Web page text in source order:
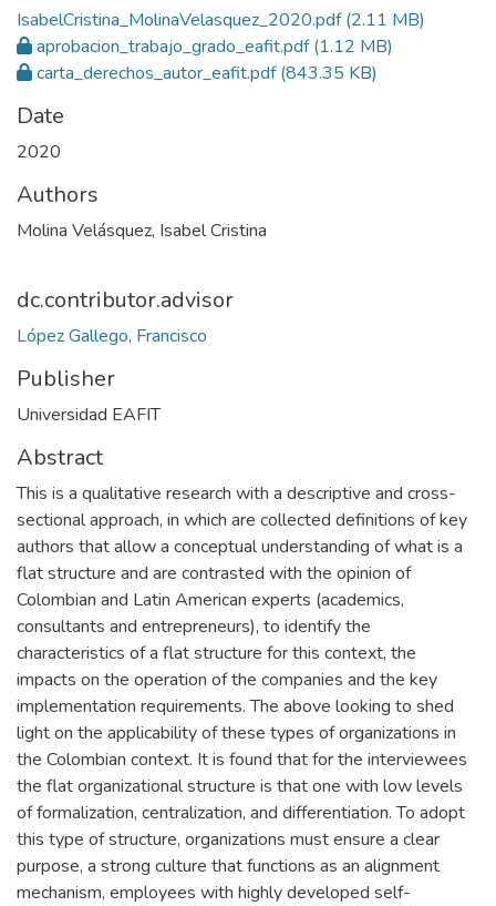
IsabelCristina_MolinaVelasquez_2020.pdf(2.11 MB)
aprobacion_trabajo_grado_eafit.pdf(1.12 MB)
carta_derechos_autor_eafit.pdf(843.35 KB)
Date
2020
Authors
Molina Velásquez, Isabel Cristina
dc.contributor.advisor
López Gallego, Francisco
Publisher
Universidad EAFIT
Abstract
This is a qualitative research with a descriptive and cross-
sectional approach, in which are collected definitions of key
authors that allow a conceptual understanding of what is a
flat structure and are contrasted with the opinion of
Colombian and Latin American experts (academics,
consultants and entrepreneurs), to identify the
characteristics of a flat structure for this context, the
impacts on the operation of the companies and the key
implementation requirements. The above looking to shed
light on the applicability of these types of organizations in
the Colombian context. It is found that for the interviewees
the flat organizational structure is that one with low levels
of formalization, centralization, and differentiation. To adopt
this type of structure, organizations must ensure a clear
purpose, a strong culture that functions as an alignment
mechanism, employees with highly developed self-